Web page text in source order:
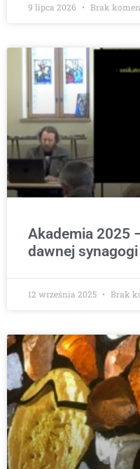
9 lipca 2026 Brak
Akademia 2025
dawnej
12 września 2025 Brak